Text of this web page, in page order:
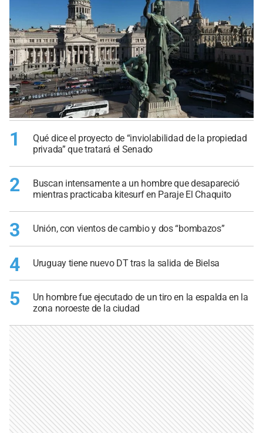
1
Qué dice el proyecto de “inviolabilidad de la propiedad
privada” que tratará el Senado
2
Buscan intensamente a un hombre que desapareció
mientras practicaba kitesurf en Paraje El Chaquito
3 Unión, con vientos de cambio y dos “bombazos”
4 Uruguay tiene nuevo DT tras la salida de Bielsa
5
Un hombre fue ejecutado de un tiro en la espalda en la
zona noroeste de la ciudad